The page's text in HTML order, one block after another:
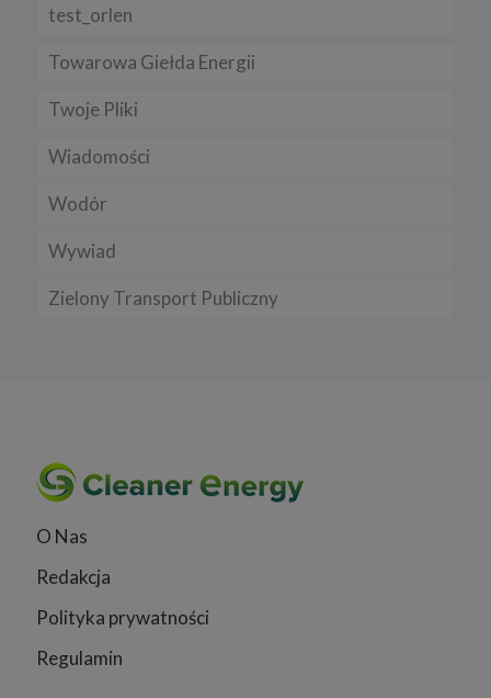
test_orlen
Towarowa Giełda Energii
Twoje Pliki
Wiadomości
Wodór
Wywiad
Zielony Transport Publiczny
O Nas
Redakcja
Polityka prywatności
Regulamin